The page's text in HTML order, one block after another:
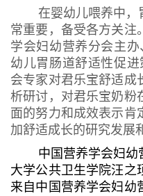
在婴幼儿喂养中，
常重要，备受各方关注
学会妇幼营养分会主
幼儿胃肠道舒适性促
会专家对君乐宝舒适成
析研讨，对君乐宝奶粉
面的努力和成效表示肯
加舒适成长的研究发展
中国营养学会妇幼
大学公共卫生学院汪之
来自中国营养学会妇幼